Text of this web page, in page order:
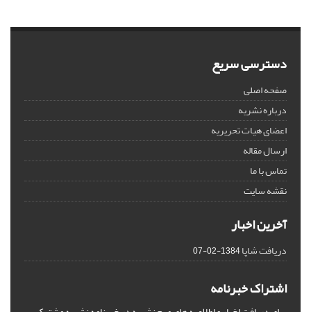
دسترسی سریع
صفحه اصلی
درباره نشریه
اعضای هیات تحریریه
ارسال مقاله
تماس با ما
نقشه سایت
آخرین اخبار
دریافت شاپا1384-02-07
اشتراک خبرنامه